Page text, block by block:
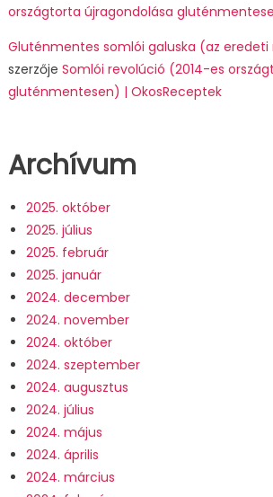
országtorta újragondolása
Gluténmentes somlói galuska (az
szerzője Somlói revolúció (2014-es
gluténmentesen) | OkosReceptek
Archívum
2025. október
2025. július
2025. február
2025. január
2024. december
2024. november
2024. október
2024. szeptember
2024. augusztus
2024. július
2024. május
2024. április
2024. március